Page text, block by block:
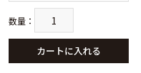
数量 ：
カートに入れる